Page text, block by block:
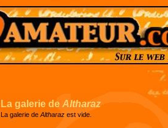
La galerie de Altharaz
La galerie de Altharaz est vide.